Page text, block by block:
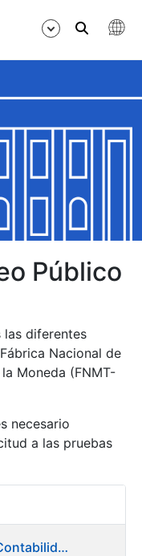
Público
las diferentes
Nacional de
Moneda (FNMT-
necesario
a las pruebas
FC 02/23: Jefe de Servicio de Contabilidad